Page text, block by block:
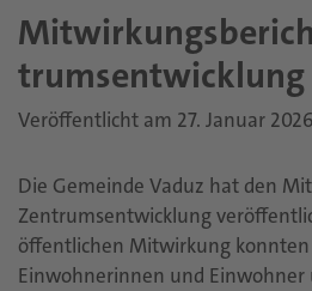
trum­s­ent­wick­lung
Veröffentlicht am 27. Januar
Die Gemeinde Vaduz hat den
Zentrumsentwicklung
öffentlichen Mitwirkung konnten
Einwohnerinnen und Einwohner